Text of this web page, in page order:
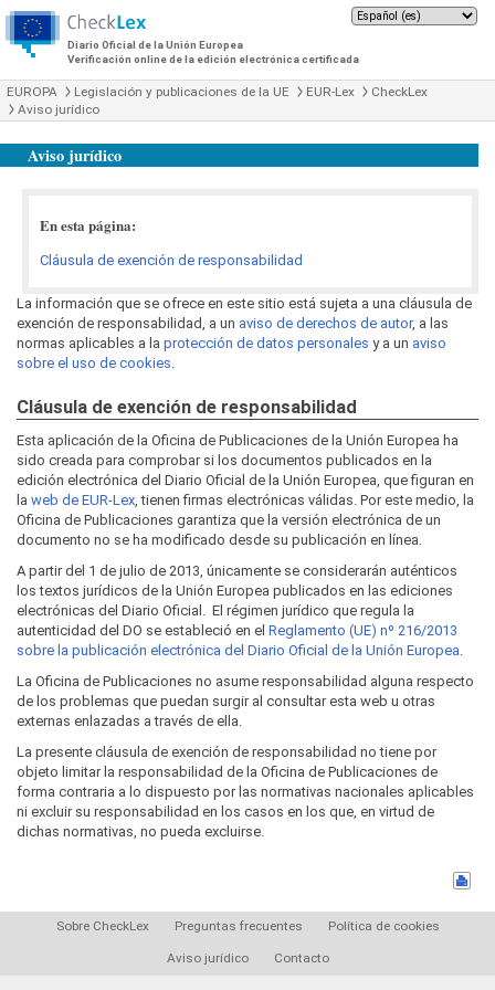
Diario Oficial de la Unión Europea
Verificación online de la edición electrónica certificada
EUROPA Legislación y publicaciones de la UE EUR-Lex
CheckLex
Aviso jurídico
Aviso jurídico
En esta página:
Cláusula de exención de responsabilidad
La información que se ofrece en este sitio está sujeta a una cláusula de
exención de responsabilidad, a un aviso de derechos de autor, a las
normas aplicables a la protección de datos personales y a un aviso
sobre el uso de cookies.
Cláusula de exención de responsabilidad
Esta aplicación de la Oficina de Publicaciones de la Unión Europea ha
sido creada para comprobar si los documentos publicados en la
edición electrónica del Diario Oficial de la Unión Europea, que figuran en
la web de EUR-Lex, tienen firmas electrónicas válidas. Por este medio, la
Oficina de Publicaciones garantiza que la versión electrónica de un
documento no se ha modificado desde su publicación en línea.
A partir del 1 de julio de 2013, únicamente se considerarán auténticos
los textos jurídicos de la Unión Europea publicados en las ediciones
electrónicas del Diario Oficial. El régimen jurídico que regula la
autenticidad del DO se estableció en el Reglamento (UE) nº 216/2013
sobre la publicación electrónica del Diario Oficial de la Unión Europea.
La Oficina de Publicaciones no asume responsabilidad alguna respecto
de los problemas que puedan surgir al consultar esta web u otras
externas enlazadas a través de ella.
La presente cláusula de exención de responsabilidad no tiene por
objeto limitar la responsabilidad de la Oficina de Publicaciones de
forma contraria a lo dispuesto por las normativas nacionales aplicables
ni excluir su responsabilidad en los casos en los que, en virtud de
dichas normativas, no pueda excluirse.
Sobre CheckLex Preguntas frecuentes Política de cookies
Aviso jurídico Contacto